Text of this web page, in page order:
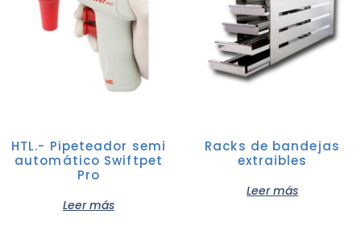
HTL.- Pipeteador semi
automático Swiftpet
Pro
Leer más
Racks de bandejas
extraibles
Leer más